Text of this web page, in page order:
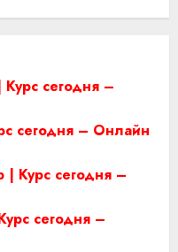
сегодня –
сегодня – Онлайн
Курс сегодня –
сегодня –